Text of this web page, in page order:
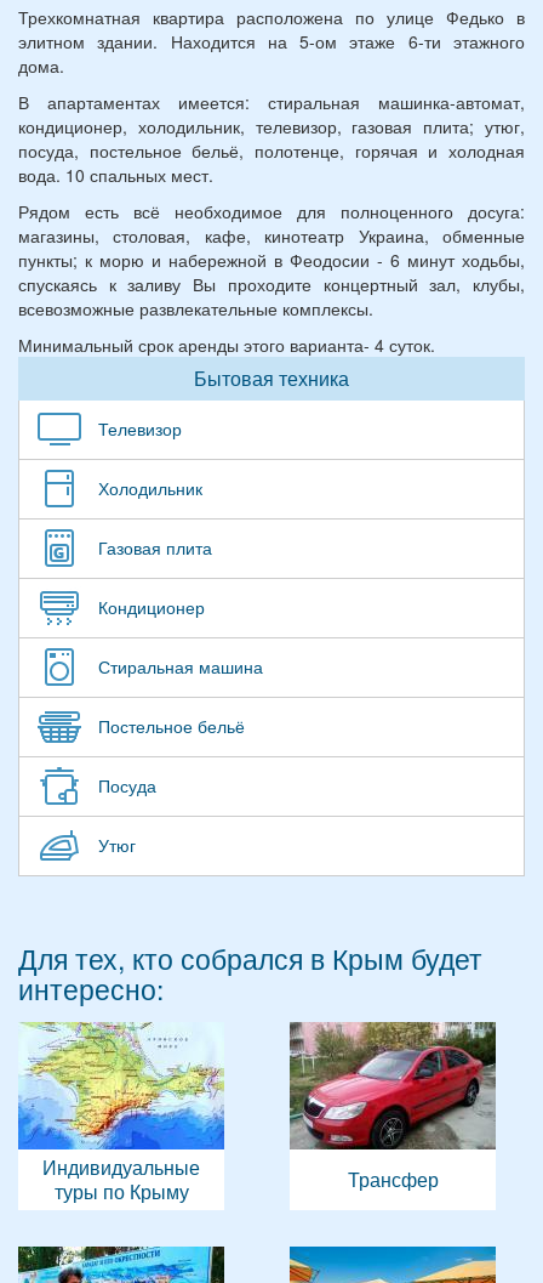
Трехкомнатная квартира расположена по улице Федько в
элитном здании. Находится на 5-ом этаже 6-ти этажного
дома.
В апартаментах имеется: стиральная машинка-автомат,
кондиционер, холодильник, телевизор, газовая плита; утюг,
посуда, постельное бельё, полотенце, горячая и холодная
вода. 10 спальных мест.
Рядом есть всё необходимое для полноценного досуга:
магазины, столовая, кафе, кинотеатр Украина, обменные
пункты; к морю и набережной в Феодосии - 6 минут ходьбы,
спускаясь к заливу Вы проходите концертный зал, клубы,
всевозможные развлекательные комплексы.
Минимальный срок аренды этого варианта- 4 суток.
Бытовая техника
Телевизор
Холодильник
Газовая плита
Кондиционер
Стиральная машина
Постельное бельё
Посуда
Утюг
Для тех, кто собрался в Крым будет
интересно:
Индивидуальные
туры по Крыму
Трансфер